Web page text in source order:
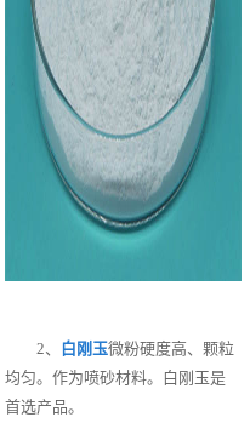
2、 白刚玉微粉硬度高、颗粒
均匀。作为喷砂材料。白刚玉是
首选产品。